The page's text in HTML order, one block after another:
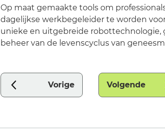
Op maat gemaakte tools om
dagelijkse werkbegeleider te worden
unieke en uitgebreide robottechnologie,
beheer van de levenscyclus van
Vorige Volgende